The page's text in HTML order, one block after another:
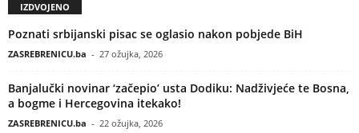
IZDVOJENO
Poznati srbijanski pisac se oglasio nakon pobjede BiH
ZASREBRENICU.ba - 27 ožujka, 2026
Banjalučki novinar ‘začepio’ usta Dodiku: Nadživjeće te Bosna,
a bogme i Hercegovina itekako!
ZASREBRENICU.ba - 22 ožujka, 2026